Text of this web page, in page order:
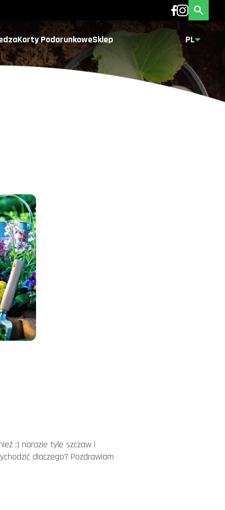
Karty PodarunkoweSklep PL
:) narazie tyle szczaw i
dlaczego? Pozdrawiam